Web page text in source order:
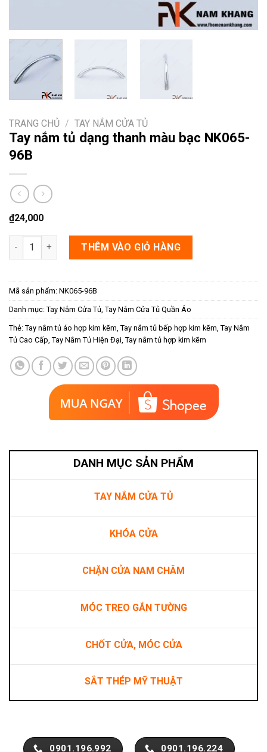
TRANG CHỦ / TAY NẮM CỬA TỦ
Tay nắm tủ dạng thanh màu bạc NK065-
96B
₫24,000
Tay nắm tủ dạng thanh màu bạc NK065-96B số lượng
THÊM VÀO GIỎ HÀNG
Mã sản phẩm: NK065-96B
Danh mục: Tay Nắm Cửa Tủ Tay Nắm Cửa Tủ Quần Áo
Thẻ: Tay nắm tủ áo hợp kim kẽm Tay nắm tủ bếp hợp kim kẽm Tay Nắm
Tủ Cao Cấp Tay Nắm Tủ Hiện Đại Tay nắm tủ hợp kim kẽm
DANH MỤC SẢN PHẨM
TAY NẮM CỬA TỦ
KHÓA CỬA
CHẶN CỬA NAM CHÂM
MÓC TREO GẮN TƯỜNG
CHỐT CỬA, MÓC CỬA
SẮT THÉP MỸ THUẬT
0901.196.992 0901.196.224